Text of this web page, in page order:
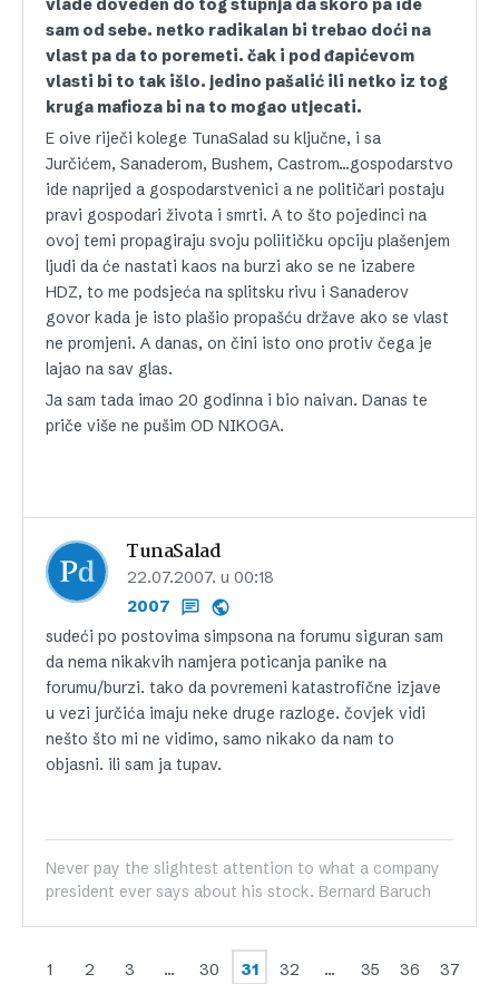
vlade doveden do tog stupnja da skoro pa ide
sam od sebe. netko radikalan bi trebao doći na
vlast pa da to poremeti. čak i pod đapićevom
vlasti bi to tak išlo. jedino pašalić ili netko iz tog
kruga mafioza bi na to mogao utjecati.
E oive riječi kolege TunaSalad su ključne, i sa
Jurčićem, Sanaderom, Bushem, Castrom…gospodarstvo
ide naprijed a gospodarstvenici a ne političari postaju
pravi gospodari života i smrti. A to što pojedinci na
ovoj temi propagiraju svoju poliitičku opciju plašenjem
ljudi da će nastati kaos na burzi ako se ne izabere
HDZ, to me podsjeća na splitsku rivu i Sanaderov
govor kada je isto plašio propašću države ako se vlast
ne promjeni. A danas, on čini isto ono protiv čega je
lajao na sav glas.
Ja sam tada imao 20 godinna i bio naivan. Danas te
priče više ne pušim OD NIKOGA.
TunaSalad
22.07.2007. u 00:18
2007
sudeći po postovima simpsona na forumu siguran sam
da nema nikakvih namjera poticanja panike na
forumu/burzi. tako da povremeni katastrofične izjave
u vezi jurčića imaju neke druge razloge. čovjek vidi
nešto što mi ne vidimo, samo nikako da nam to
objasni. ili sam ja tupav.
Never pay the slightest attention to what a company
president ever says about his stock. Bernard Baruch
1 2 3 … 30 31 32 … 35 36 37